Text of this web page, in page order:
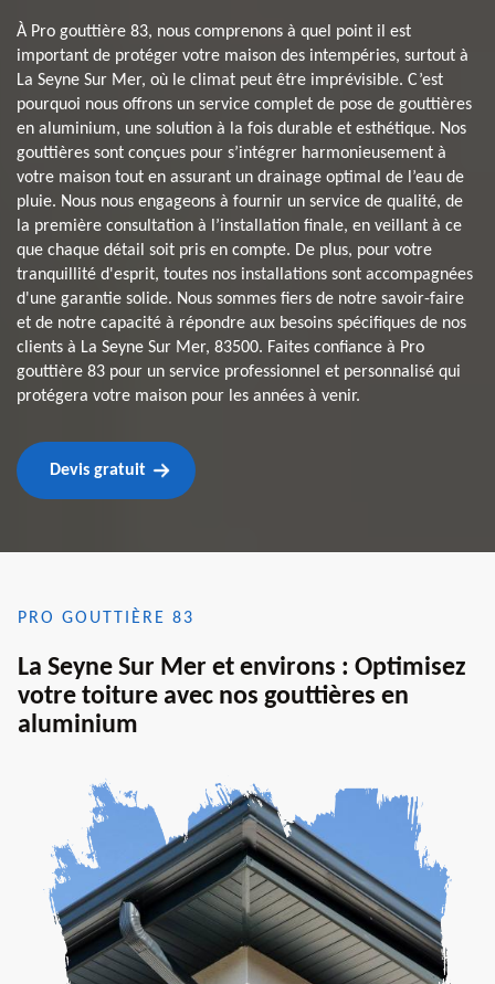
À Pro gouttière 83, nous comprenons à quel point il est
important de protéger votre maison des intempéries, surtout à
La Seyne Sur Mer, où le climat peut être imprévisible. C’est
pourquoi nous offrons un service complet de pose de gouttières
en aluminium, une solution à la fois durable et esthétique. Nos
gouttières sont conçues pour s’intégrer harmonieusement à
votre maison tout en assurant un drainage optimal de l’eau de
pluie. Nous nous engageons à fournir un service de qualité, de
la première consultation à l’installation finale, en veillant à ce
que chaque détail soit pris en compte. De plus, pour votre
tranquillité d'esprit, toutes nos installations sont accompagnées
d'une garantie solide. Nous sommes fiers de notre savoir-faire
et de notre capacité à répondre aux besoins spécifiques de nos
clients à La Seyne Sur Mer, 83500. Faites confiance à Pro
gouttière 83 pour un service professionnel et personnalisé qui
protégera votre maison pour les années à venir.
Devis gratuit
PRO GOUTTIÈRE 83
La Seyne Sur Mer et environs : Optimisez
votre toiture avec nos gouttières en
aluminium